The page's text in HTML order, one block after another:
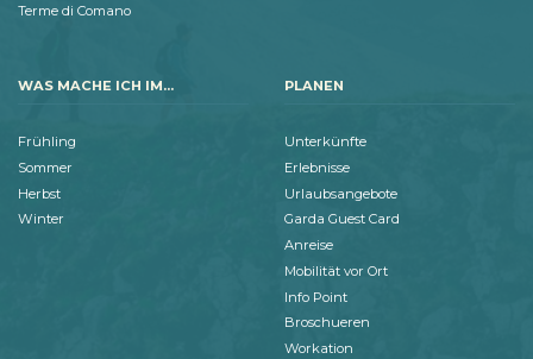
Terme di Comano
WAS MACHE ICH IM...
Frühling
Sommer
Herbst
Winter
PLANEN
Unterkünfte
Erlebnisse
Urlaubsangebote
Garda Guest Card
Anreise
Mobilität vor Ort
Info Point
Broschueren
Workation